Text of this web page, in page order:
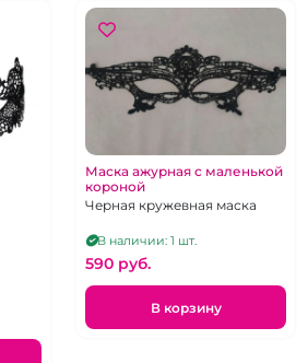
Маска ажурная с маленькой
короной
Черная кружевная маска
В наличии: 1 шт.
590 pуб.
В корзину